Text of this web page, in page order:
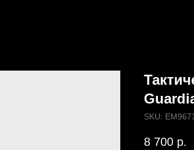
SKU:
8 700 р.